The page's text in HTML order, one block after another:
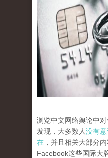
浏览中文网络舆论中
发现， 大多数人没有
在 ，并且相关大部分
Facebook这些国际大